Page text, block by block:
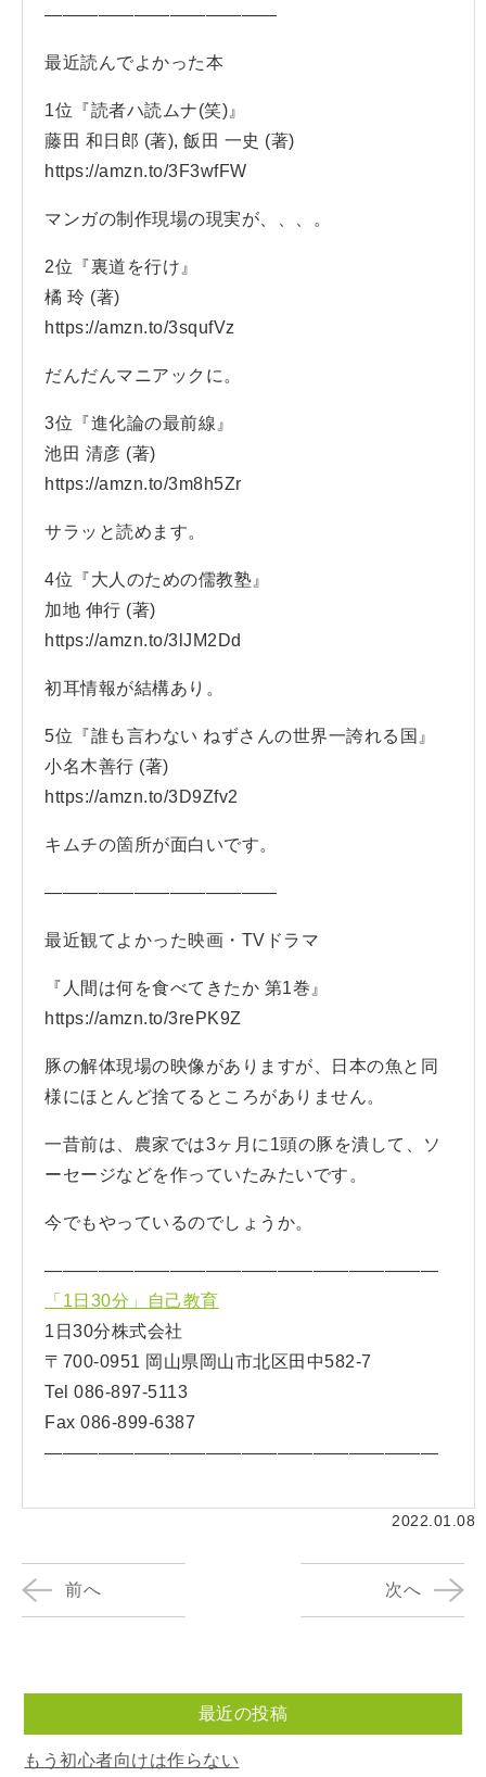
—————————————
最近読んでよかった本
1位『読者ハ読ムナ(笑)』
藤田 和日郎 (著), 飯田 一史 (著)
https://amzn.to/3F3wfFW
マンガの制作現場の現実が、、、。
2位『裏道を行け』
橘 玲 (著)
https://amzn.to/3squfVz
だんだんマニアックに。
3位『進化論の最前線』
池田 清彦 (著)
https://amzn.to/3m8h5Zr
サラッと読めます。
4位『大人のための儒教塾』
加地 伸行 (著)
https://amzn.to/3lJM2Dd
初耳情報が結構あり。
5位『誰も言わない ねずさんの世界一誇れる国』
小名木善行 (著)
https://amzn.to/3D9Zfv2
キムチの箇所が面白いです。
—————————————
最近観てよかった映画・TVドラマ
『人間は何を食べてきたか 第1巻』
https://amzn.to/3rePK9Z
豚の解体現場の映像がありますが、日本の魚と同
様にほとんど捨てるところがありません。
一昔前は、農家では3ヶ月に1頭の豚を潰して、ソ
ーセージなどを作っていたみたいです。
今でもやっているのでしょうか。
——————————————————————
「1日30分」自己教育
1日30分株式会社
〒700-0951 岡山県岡山市北区田中582-7
Tel 086-897-5113
Fax 086-899-6387
——————————————————————
2022.01.08
前へ 次へ
最近の投稿
もう初心者向けは作らない